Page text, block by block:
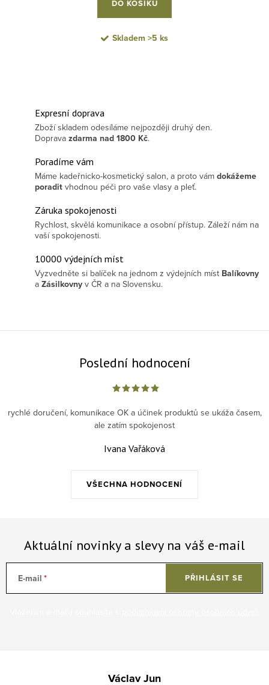
DO KOŠÍKU
Skladem >5 ks
Expresní doprava
Zboží skladem odesíláme nejpozději druhý den.
Doprava zdarma nad 1800 Kč.
Poradíme vám
Máme kadeřnicko-kosmetický salon, a proto vám dokážeme
poradit vhodnou péči pro vaše vlasy a pleť.
Záruka spokojenosti
Rychlost, skvělá komunikace a osobní přístup. Záleží nám na
vaší spokojenosti.
10000 výdejních míst
Vyzvedněte si balíček na jednom z výdejních míst Balíkovny
a Zásilkovny v ČR a na Slovensku.
Poslední hodnocení
VŠECHNA HODNOCENÍ
rychlé doručení, komunikace OK a účinek produktů se ukáža časem,
ale zatím spokojenost
Ivana Vařáková
Aktuální novinky a slevy na váš e-mail
E-mail PŘIHLÁSIT SE
Václav Jun